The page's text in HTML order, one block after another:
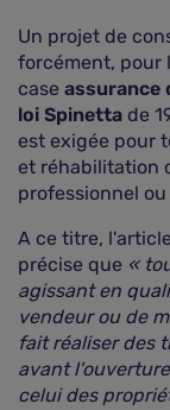
Un projet de
forcément, pour
case assurance
loi Spinetta de
est exigée pour
et réhabilitation
professionnel
A ce titre,
précise que «
agissant en
vendeur ou de
fait réaliser des
avant
celui des